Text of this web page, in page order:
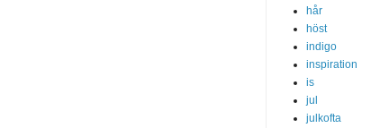
hår
höst
indigo
inspiration
is
jul
julkofta